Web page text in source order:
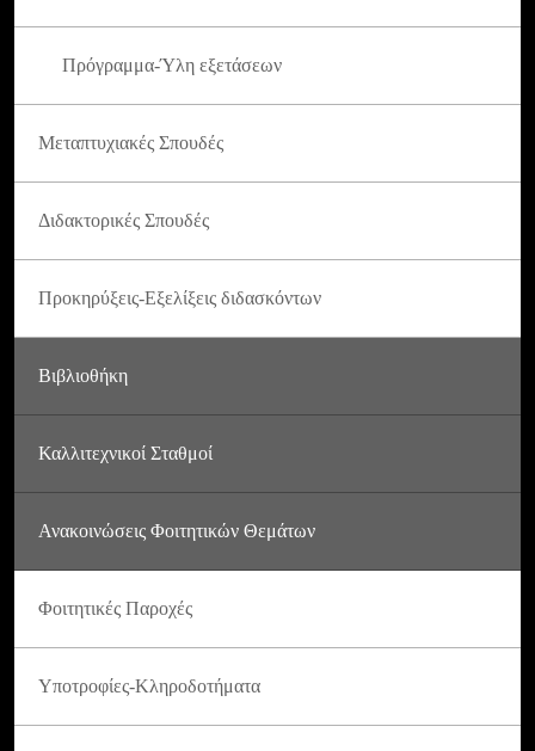
Πρόγραμμα-Ύλη εξετάσεων
Μεταπτυχιακές Σπουδές
Διδακτορικές Σπουδές
Προκηρύξεις-Εξελίξεις διδασκόντων
Βιβλιοθήκη
Καλλιτεχνικοί Σταθμοί
Ανακοινώσεις Φοιτητικών Θεμάτων
Φοιτητικές Παροχές
Υποτροφίες-Κληροδοτήματα